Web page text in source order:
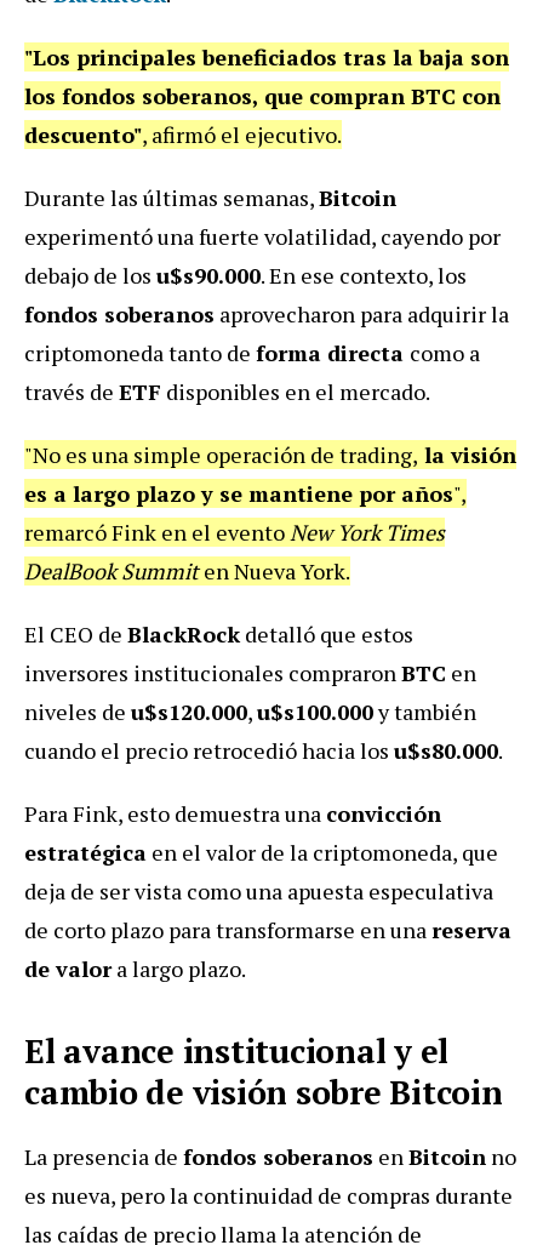
"Los principales beneficiados tras la baja son
los fondos soberanos, que compran BTC con
descuento", afirmó el ejecutivo.
Durante las últimas semanas,Bitcoin
experimentó una fuerte volatilidad, cayendo por
debajo de los u$s90.000. En ese contexto, los
fondos soberanos aprovecharon para adquirir la
criptomoneda tanto de forma directa como a
través de ETF disponibles en el mercado.
"No es una simple operación de trading, la visión
es a largo plazo y se mantiene por años",
remarcó Fink en el eventoNew York Times
DealBook Summiten Nueva York.
El CEO de BlackRockdetalló que estos
inversores institucionales compraronBTC en
niveles de u$s120.000,u$s100.000y también
cuando el precio retrocedió hacia los u$s80.000.
Para Fink, esto demuestra una convicción
estratégica en el valor de la criptomoneda, que
deja de ser vista como una apuesta especulativa
de corto plazo para transformarse en unareserva
de valora largo plazo.
El avance institucional y el
cambio de visión sobre Bitcoin
La presencia de fondos soberanos enBitcoin no
es nueva, pero la continuidad de compras durante
las caídas de precio llama la atención de